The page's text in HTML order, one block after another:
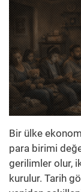
Bir ülke
para birimi
gerilimler olur,
kurulur. Tarih